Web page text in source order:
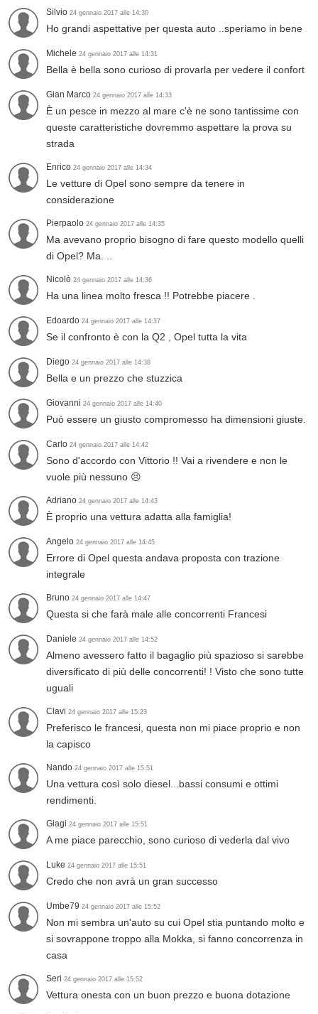
Silvio 24 gennaio 2017 alle 14:30
Ho grandi aspettative per questa auto ..speriamo in bene
Michele 24 gennaio 2017 alle 14:31
Bella è bella sono curioso di provarla per vedere il confort
Gian Marco 24 gennaio 2017 alle 14:33
È un pesce in mezzo al mare c'è ne sono tantissime con
queste caratteristiche dovremmo aspettare la prova su
strada
Enrico 24 gennaio 2017 alle 14:34
Le vetture di Opel sono sempre da tenere in
considerazione
Pierpaolo 24 gennaio 2017 alle 14:35
Ma avevano proprio bisogno di fare questo modello quelli
di Opel? Ma. ..
Nicolò 24 gennaio 2017 alle 14:36
Ha una linea molto fresca !! Potrebbe piacere .
Edoardo 24 gennaio 2017 alle 14:37
Se il confronto è con la Q2 , Opel tutta la vita
Diego 24 gennaio 2017 alle 14:38
Bella e un prezzo che stuzzica
Giovanni 24 gennaio 2017 alle 14:40
Può essere un giusto compromesso ha dimensioni giuste.
Carlo 24 gennaio 2017 alle 14:42
Sono d'accordo con Vittorio !! Vai a rivendere e non le
vuole più nessuno 😣
Adriano 24 gennaio 2017 alle 14:43
È proprio una vettura adatta alla famiglia!
Angelo 24 gennaio 2017 alle 14:45
Errore di Opel questa andava proposta con trazione
integrale
Bruno 24 gennaio 2017 alle 14:47
Questa si che farà male alle concorrenti Francesi
Daniele 24 gennaio 2017 alle 14:52
Almeno avessero fatto il bagaglio più spazioso si sarebbe
diversificato di più delle concorrenti! ! Visto che sono tutte
uguali
Clavi 24 gennaio 2017 alle 15:23
Preferisco le francesi, questa non mi piace proprio e non
la capisco
Nando 24 gennaio 2017 alle 15:51
Una vettura così solo diesel...bassi consumi e ottimi
rendimenti.
Giagi 24 gennaio 2017 alle 15:51
A me piace parecchio, sono curioso di vederla dal vivo
Luke 24 gennaio 2017 alle 15:51
Credo che non avrà un gran successo
Umbe79 24 gennaio 2017 alle 15:52
Non mi sembra un'auto su cui Opel stia puntando molto e
si sovrappone troppo alla Mokka, si fanno concorrenza in
casa
Seri 24 gennaio 2017 alle 15:52
Vettura onesta con un buon prezzo e buona dotazione